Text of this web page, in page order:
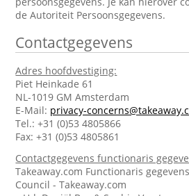
de Autoriteit Persoonsgegevens.
Contactgegevens
Adres hoofdvestiging:
Piet Heinkade 61
NL-1019 GM Amsterdam
E-Mail: privacy-
Tel.: +31 (0)53 4805866
Fax: +31 (0)53 4805861
Contactgegevens functionaris
Takeaway.com Functionaris
Council - Takeaway.com